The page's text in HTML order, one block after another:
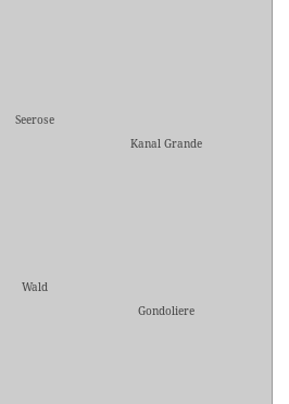
Seerose
Kanal Grande
Wald
Gondoliere